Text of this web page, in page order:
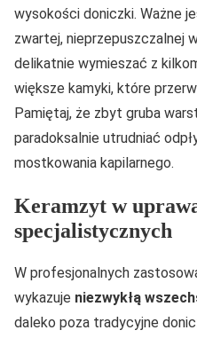
wysokości doniczki. Ważne
zwartej, nieprzepuszczalnej
delikatnie wymieszać z
większe kamyki, które
Pamiętaj, że zbyt gruba
paradoksalnie utrudniać
mostkowania kapilarnego.
Keramzyt w
specjalistycznych
W profesjonalnych
wykazuje niezwykłą
daleko poza tradycyjne